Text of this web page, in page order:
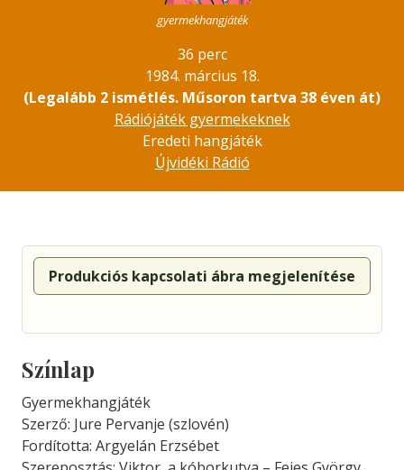
gyermekhangjáték
36 perc
1984. március 18.
(Legalább 2 ismétlés. Műsoron tartva 38 éven át)
Rádiójáték gyermekeknek
Eredeti hangjáték
Újvidéki Rádió
Produkciós kapcsolati ábra megjelenítése
Színlap
Gyermekhangjáték
Szerző: Jure Pervanje (szlovén)
Fordította: Argyelán Erzsébet